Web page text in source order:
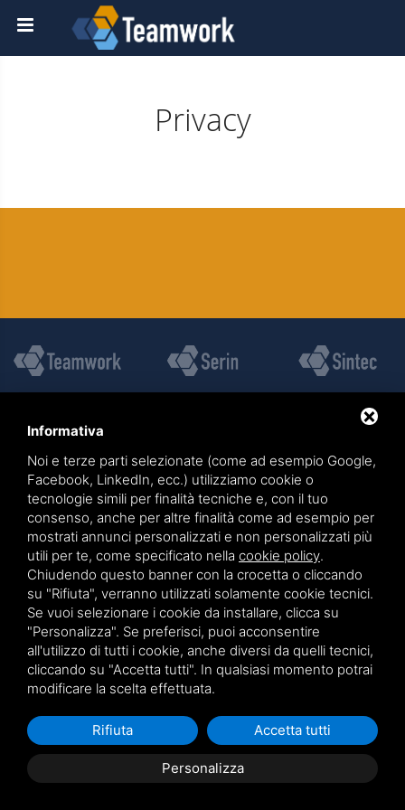
Privacy
TEAMWORK S.R.L. | VIA CANOBIO, 10 - 28100 NOVARA
TEL.0321 391066– FAX 0321 399869
P.IVA. 01836570034
VIA GIOVANNI BATTISTA PIRELLI 9 - 20124 MILANO
TEL.02 36539310
Sitemap| Privacy policy|Note legali
Informativa
Noi e terze parti selezionate (come ad esempio Google,
Facebook, LinkedIn, ecc.) utilizziamo cookie o
tecnologie simili per finalità tecniche e, con il tuo
consenso, anche per altre finalità come ad esempio per
mostrati annunci personalizzati e non personalizzati più
utili per te, come specificato nella cookie policy.
Chiudendo questo banner con la crocetta o cliccando
su "Rifiuta", verranno utilizzati solamente cookie tecnici.
Se vuoi selezionare i cookie da installare, clicca su
"Personalizza". Se preferisci, puoi acconsentire
all'utilizzo di tutti i cookie, anche diversi da quelli tecnici,
cliccando su "Accetta tutti". In qualsiasi momento potrai
modificare la scelta effettuata.
Personalizza
Rifiuta Accetta tutti